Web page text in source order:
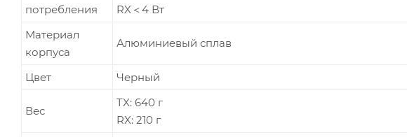
потребления
RX＜4 Вт
Материал
корпуса
Алюминиевый сплав
Цвет Черный
Вес
TX: 640 г
RX: 210 г